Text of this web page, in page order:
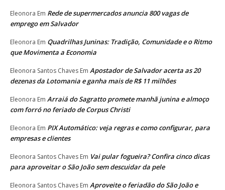
Eleonora Em Rede de supermercados anuncia 800 vagas de
emprego em Salvador
Eleonora Em Quadrilhas Juninas: Tradição, Comunidade e o Ritmo
que Movimenta a Economia
Eleonora Santos Chaves Em Apostador de Salvador acerta as 20
dezenas da Lotomania e ganha mais de R$ 11 milhões
Eleonora Em Arraiá do Sagratto promete manhã junina e almoço
com forró no feriado de Corpus Christi
Eleonora Em PIX Automático: veja regras e como configurar, para
empresas e clientes
Eleonora Santos Chaves Em Vai pular fogueira? Confira cinco dicas
para aproveitar o São João sem descuidar da pele
Eleonora Santos Chaves Em Aproveite o feriadão do São João e